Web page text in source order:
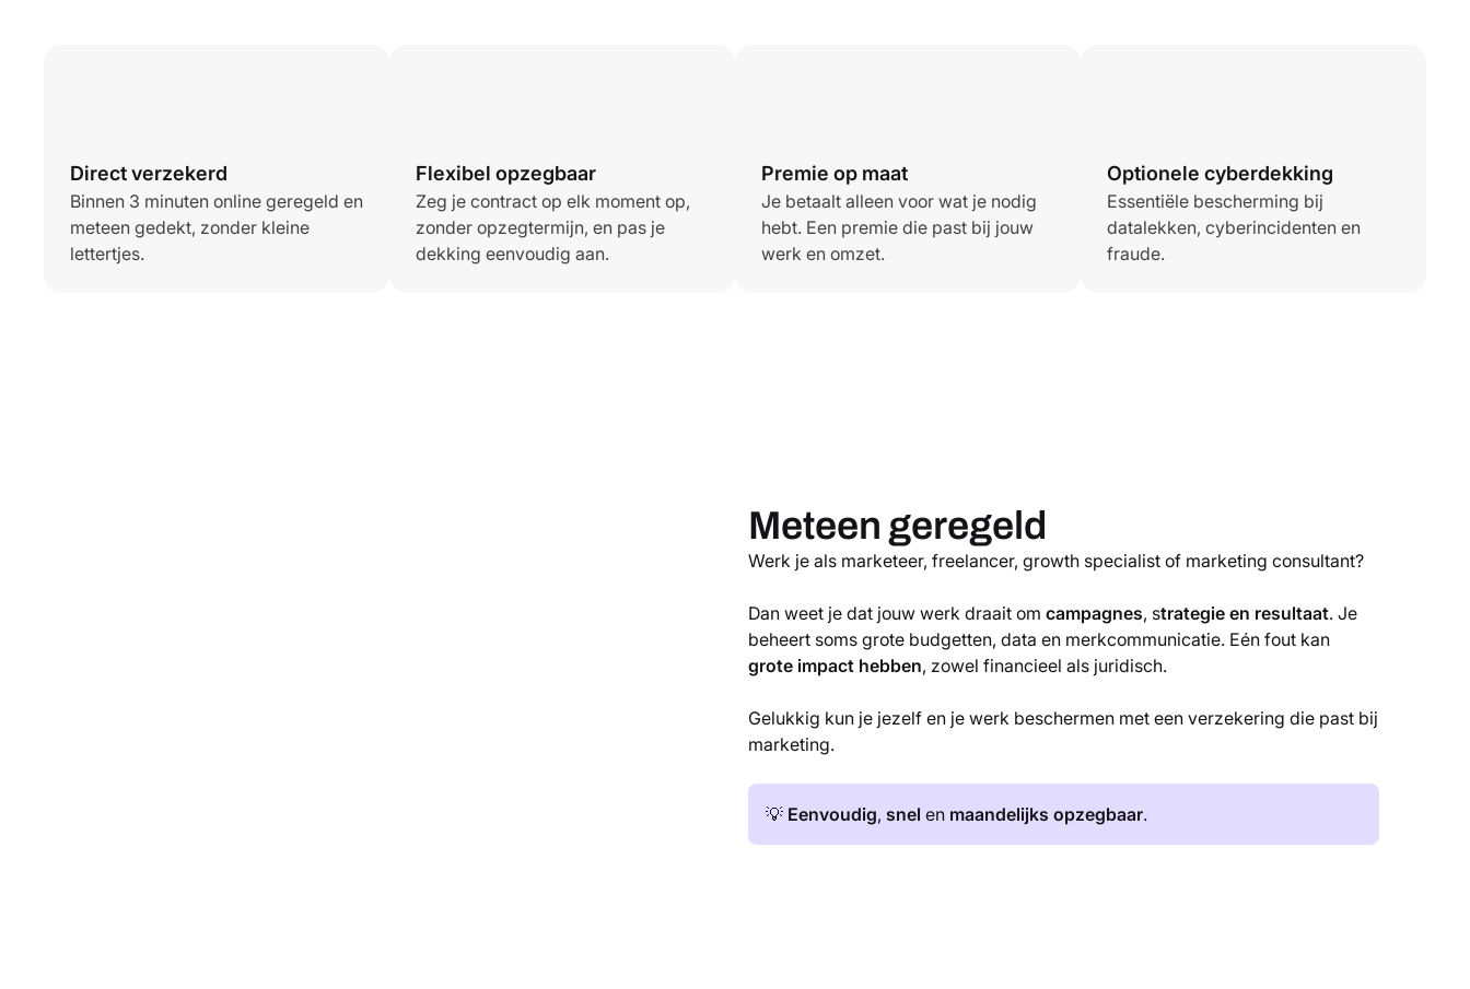
Direct verzekerd
Binnen 3 minuten online geregeld en
meteen gedekt, zonder kleine
lettertjes.
Flexibel opzegbaar
Zeg je contract op elk moment op,
zonder opzegtermijn, en pas je
dekking eenvoudig aan.
Premie op maat
Je betaalt alleen voor wat je nodig
hebt. Een premie die past bij jouw
werk en omzet.
Optionele cyberdekking
Essentiële bescherming bij
datalekken, cyberincidenten en
fraude.
Meteen geregeld
Werk je als marketeer, freelancer, growth specialist of marketing consultant?
Dan weet je dat jouw werk draait om campagnes, strategie en resultaat. Je
beheert soms grote budgetten, data en merkcommunicatie. Eén fout kan
grote impact hebben, zowel financieel als juridisch.
Gelukkig kun je jezelf en je werk beschermen met een verzekering die past bij
marketing.
💡 Eenvoudig, snel en maandelijks opzegbaar.